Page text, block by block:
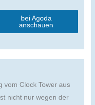
bei Agoda
anschauen
vom Clock Tower aus
nicht nur wegen der